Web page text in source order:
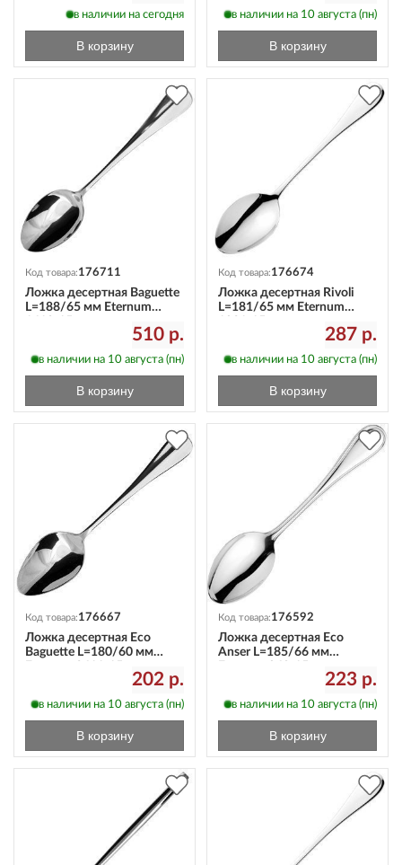
в наличии на сегодня
В корзину
в наличии на 10 августа (пн)
В корзину
Код товара:176711
Ложка десертная Baguette
L=188/65 мм Eternum
510 р.
в наличии на 10 августа (пн)
В корзину
Код товара:176674
Ложка десертная Rivoli
L=181/65 мм Eternum
287 р.
в наличии на 10 августа (пн)
В корзину
Код товара:176667
Ложка десертная Eco
Baguette L=180/60 мм
202 р.
в наличии на 10 августа (пн)
В корзину
Код товара:176592
Ложка десертная Eco
Anser L=185/66 мм
223 р.
в наличии на 10 августа (пн)
В корзину